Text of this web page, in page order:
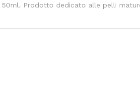
Prodotto dedicato alle pelli